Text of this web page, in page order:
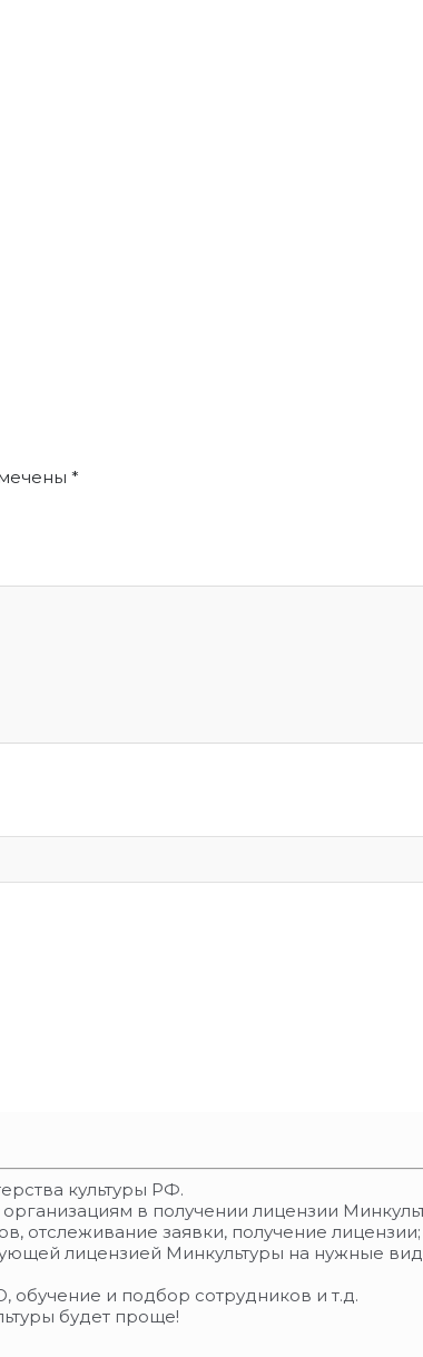
*
культуры РФ.
в получении лицензии
отслеживание заявки, получение лицензии;
лицензией Минкультуры на нужные
и подбор сотрудников и т.д.
будет проще!